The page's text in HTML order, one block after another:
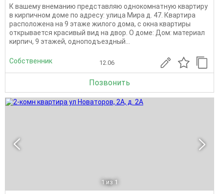
К вашему внеманию представляю однокомнатную квартиру
в кирпичном доме по адресу: улица Мира д. 47. Квартира
расположена на 9 этаже жилого дома, с окна квартиры
открывается красивый вид на двор. О доме: Дом: материал
кирпич, 9 этажей, одноподъездный...
Собственник 12.06
Позвонить
1 из 1